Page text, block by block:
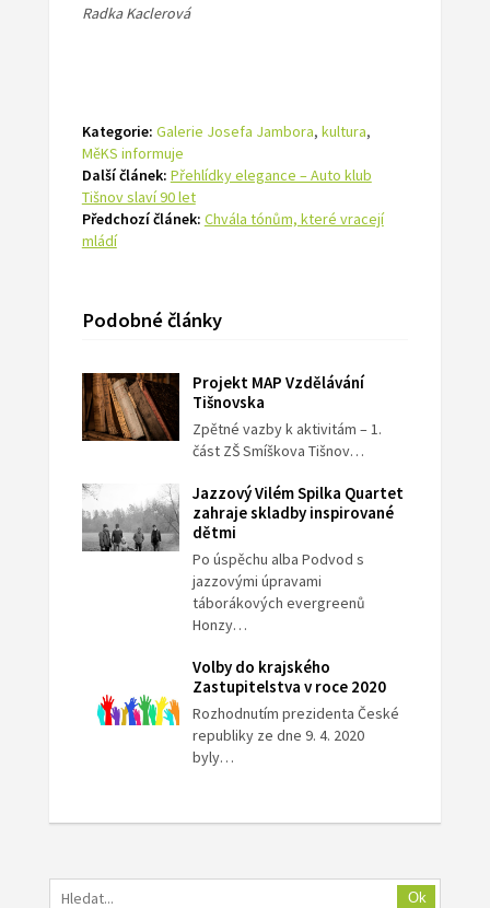
Radka Kaclerová
Kategorie: Galerie Josefa Jambora, kultura,
MěKS informuje
Další článek: Přehlídky elegance – Auto klub
Tišnov slaví 90 let
Předchozí článek: Chvála tónům, které vracejí
mládí
Podobné články
Projekt MAP Vzdělávání
Tišnovska
Zpětné vazby k aktivitám – 1.
část ZŠ Smíškova Tišnov…
Jazzový Vilém Spilka Quartet
zahraje skladby inspirované
dětmi
Po úspěchu alba Podvod s
jazzovými úpravami
táborákových evergreenů
Honzy…
Volby do krajského
Zastupitelstva v roce 2020
Rozhodnutím prezidenta České
republiky ze dne 9. 4. 2020
byly…
Ok